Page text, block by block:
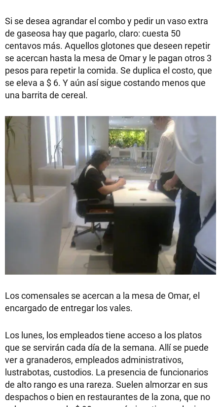
Si se desea agrandar el combo y pedir un vaso extra
de gaseosa hay que pagarlo, claro: cuesta 50
centavos más. Aquellos glotones que deseen repetir
se acercan hasta la mesa de Omar y le pagan otros 3
pesos para repetir la comida. Se duplica el costo, que
se eleva a $ 6. Y aún así sigue costando menos que
una barrita de cereal.
Los comensales se acercan a la mesa de Omar, el
encargado de entregar los vales.
Los lunes, los empleados tiene acceso a los platos
que se servirán cada día de la semana. Allí se puede
ver a granaderos, empleados administrativos,
lustrabotas, custodios. La presencia de funcionarios
de alto rango es una rareza. Suelen almorzar en sus
despachos o bien en restaurantes de la zona, que no